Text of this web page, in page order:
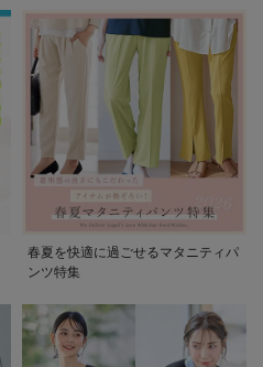
春夏を快適に過ごせるマタニティパ
ンツ特集